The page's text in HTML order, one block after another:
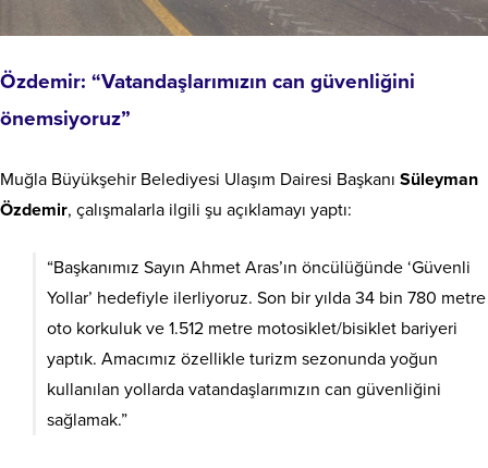
Özdemir: “Vatandaşlarımızın can güvenliğini
önemsiyoruz”
Muğla Büyükşehir Belediyesi Ulaşım Dairesi Başkanı Süleyman
Özdemir, çalışmalarla ilgili şu açıklamayı yaptı:
“Başkanımız Sayın Ahmet Aras’ın öncülüğünde ‘Güvenli
Yollar’ hedefiyle ilerliyoruz. Son bir yılda 34 bin 780 metre
oto korkuluk ve 1.512 metre motosiklet/bisiklet bariyeri
yaptık. Amacımız özellikle turizm sezonunda yoğun
kullanılan yollarda vatandaşlarımızın can güvenliğini
sağlamak.”